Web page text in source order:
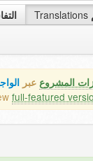
Translations
المشروع عبر
full-featured